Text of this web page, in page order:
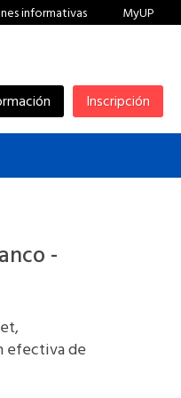
informativas MyUP
Inscripción
-
efectiva de